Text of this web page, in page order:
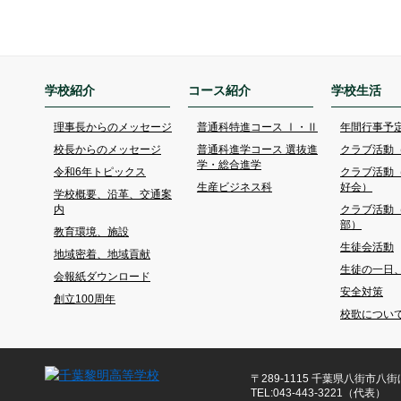
学校紹介
理事長からのメッセージ
校長からのメッセージ
令和6年トピックス
学校概要、沿革、交通案
内
教育環境、施設
地域密着、地域貢献
会報紙ダウンロード
創立100周年
コース紹介
普通科特進コース Ⅰ・Ⅱ
普通科進学コース 選抜進
学・総合進学
生産ビジネス科
学校生活
年間行事予
クラブ活動
クラブ活動
好会）
クラブ活動
部）
生徒会活動
生徒の一日
安全対策
校歌につい
〒289-1115 千葉県八街市八
TEL:043-443-3221（代表）